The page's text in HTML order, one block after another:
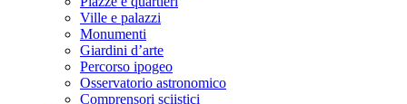
Ville e palazzi
Monumenti
Giardini d’arte
Percorso ipogeo
Osservatorio astronomico
Comprensori sciistici